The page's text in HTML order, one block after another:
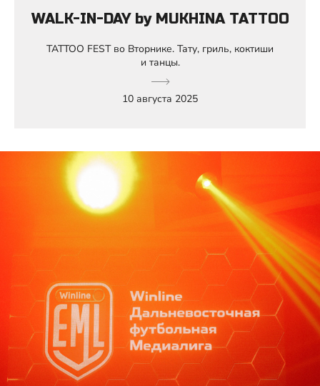
WALK-IN-DAY by MUKHINA TATTOO
TATTOO FEST во Вторнике. Тату, гриль, коктиши
и танцы.
10 августа 2025